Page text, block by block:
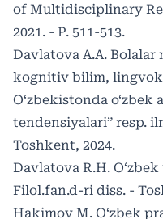
of Multidisciplinary
2021. - P. 511-513.
Davlatova A.A.
kognitiv bilim,
O‘zbekistonda
tendensiyalari” resp.
Toshkent, 2024.
Davlatova R.H.
Filol.fan.d-ri diss. -
Hakimov M. O‘zbek